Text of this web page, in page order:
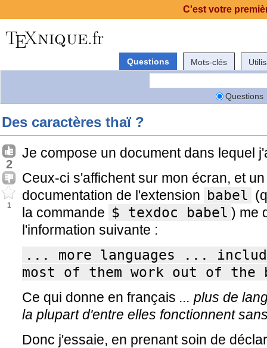
Questions Mots-clés
Questions
Des caractères thaï ?
2
1
Je compose un document dans lequel
Ceux-ci s'affichent sur mon écran, et
documentation de l'extension babel
la commande $ texdoc babel ) me
l'information suivante :
... more languages ...
most of them work out of the
Ce qui donne en français ... plus de
la plupart d'entre elles fonctionnent
Donc j'essaie, en prenant soin de
C'est votre